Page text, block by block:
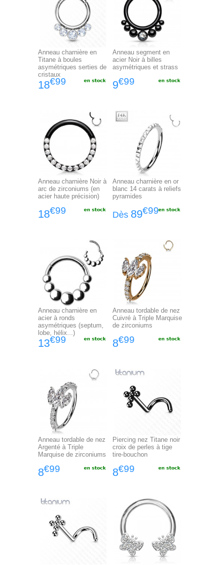
Anneau charnière en
Titane à boules
asymétriques serties de
cristaux
18€99
Anneau segment en
acier Noir à billes
asymétriques et strass
9€99
Anneau charnière Noir à
arc de zirconiums (en
acier haute précision)
18€99
Anneau charnière en or
blanc 14 carats à reliefs
pyramides
Dès 89€99
Anneau charnière en
acier à ronds
asymétriques (septum,
lobe, hélix...)
13€99
Anneau tordable de nez
Cuivré à Triple Marquise
de zirconiums
8€99
Anneau tordable de nez
Argenté à Triple
Marquise de zirconiums
8€99
Piercing nez Titane noir
croix de perles à tige
tire-bouchon
8€99